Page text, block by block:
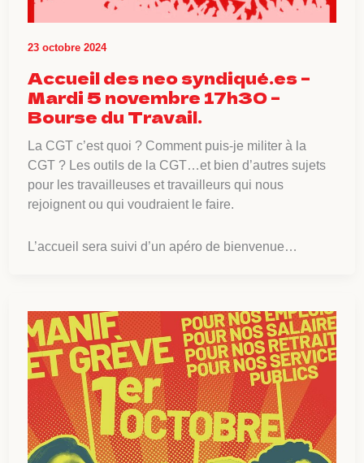
23 octobre 2024
Accueil des neo syndiqué.es –
Mardi 5 novembre 17h30 –
Bourse du Travail.
La CGT c’est quoi ? Comment puis-je militer à la
CGT ? Les outils de la CGT…et bien d’autres sujets
pour les travailleuses et travailleurs qui nous
rejoignent ou qui voudraient le faire.
L’accueil sera suivi d’un apéro de bienvenue…